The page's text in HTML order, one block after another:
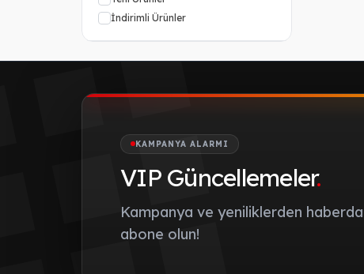
İndirimli Ürünler
KAMPANYA ALARMI
VIP Güncellemeler.
Kampanya ve yeniliklerden
abone olun!